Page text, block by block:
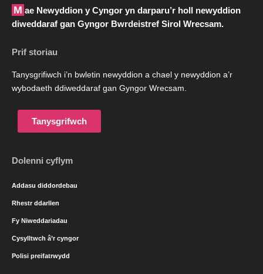
Mae Newyddion y Cyngor yn darparu’r holl newyddion
diweddaraf gan Gyngor Bwrdeistref Sirol Wrecsam.
Prif storiau
Tanysgrifiwch i’n bwletin newyddion a chael y newyddion a’r
wybodaeth ddiweddaraf gan Gyngor Wrecsam.
Tanysgrifwch
Dolenni cyflym
Addasu diddordebau
Rhestr ddarllen
Fy Niweddariadau
Cysylltwch â’r cyngor
Polisi preifatrwydd